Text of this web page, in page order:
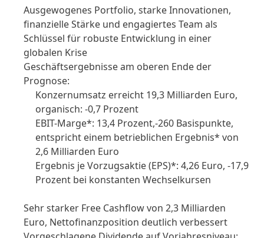
Ausgewogenes Portfolio, starke Innovationen,
finanzielle Stärke und engagiertes Team als
Schlüssel für robuste Entwicklung in einer
globalen Krise
Geschäftsergebnisse am oberen Ende der
Prognose:
Konzernumsatz erreicht 19,3 Milliarden Euro,
organisch: -0,7 Prozent
EBIT-Marge*: 13,4 Prozent,-260 Basispunkte,
entspricht einem betrieblichen Ergebnis* von
2,6 Milliarden Euro
Ergebnis je Vorzugsaktie(EPS)*: 4,26 Euro, -17,9
Prozent bei konstanten Wechselkursen
Sehr starker Free Cashflow von 2,3 Milliarden
Euro, Nettofinanzposition deutlich verbessert